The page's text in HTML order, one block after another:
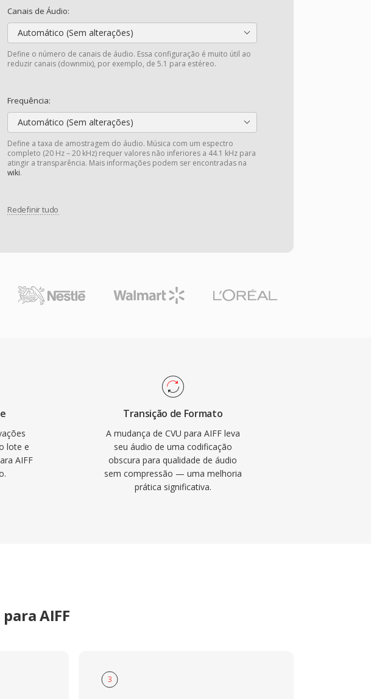
Canais de Áudio:
Automático (Sem alterações)
Define o número de canais de áudio. Essa configuração é muito útil ao
reduzir canais (downmix), por exemplo, de 5.1 para estéreo.
Frequência:
Automático (Sem alterações)
Define a taxa de amostragem do áudio. Música com um espectro
completo (20 Hz – 20 kHz) requer valores não inferiores a 44.1 kHz para
atingir a transparência. Mais informações podem ser encontradas na
wiki.
Redefinir tudo
lote e
AIFF
Transição de Formato
A mudança de CVU para AIFF leva
seu áudio de uma codificação
obscura para qualidade de áudio
sem compressão — uma melhoria
prática significativa.
AIFF
3